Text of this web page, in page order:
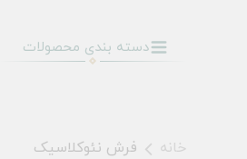
دسته بندی محصولات
خانه فرش نئوکلاسیک